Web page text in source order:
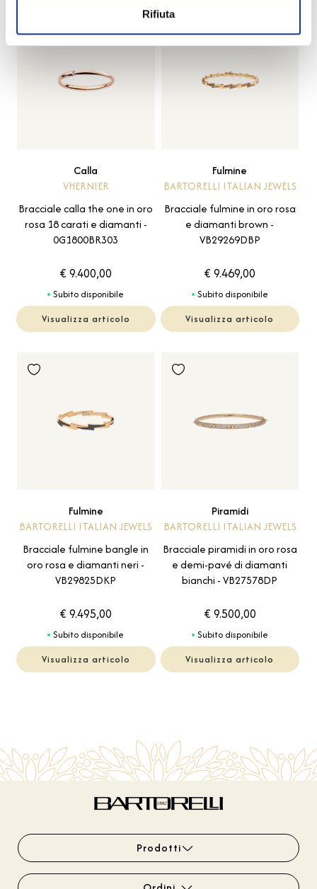
Rifiuta
Calla
VHERNIER
Bracciale calla the one in oro
rosa 18 carati e diamanti -
0G1800BR303
€ 9.400,00
Subito disponibile
Visualizza articolo
Fulmine
BARTORELLI ITALIAN JEWELS
Bracciale fulmine in oro rosa
e diamanti brown -
VB29269DBP
€ 9.469,00
Subito disponibile
Visualizza articolo
Fulmine
BARTORELLI ITALIAN JEWELS
Bracciale fulmine bangle in
oro rosa e diamanti neri -
VB29825DKP
€ 9.495,00
Subito disponibile
Visualizza articolo
Piramidi
BARTORELLI ITALIAN JEWELS
Bracciale piramidi in oro rosa
e demi-pavé di diamanti
bianchi - VB27578DP
€ 9.500,00
Subito disponibile
Visualizza articolo
Prodotti